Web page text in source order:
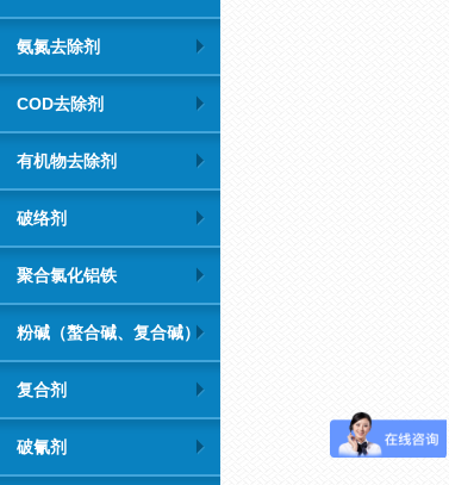
氨氮去除剂
COD去除剂
有机物去除剂
破络剂
聚合氯化铝铁
粉碱（螯合碱、复合碱）
复合剂
破氰剂